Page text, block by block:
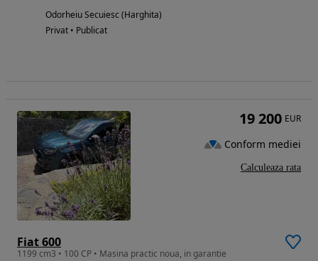
Odorheiu Secuiesc (Harghita)
Privat • Publicat
Fiat 600
1199 cm3 • 100 CP • Masina practic noua, in garantie
19 200 EUR
Conform mediei
Calculeaza rata